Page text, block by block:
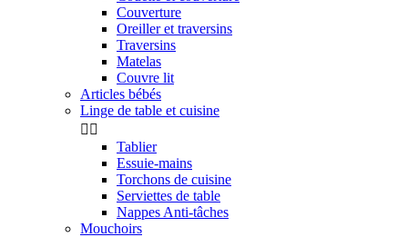
Couverture
Oreiller et traversins
Traversins
Matelas
Couvre lit
Articles bébés
Linge de table et cuisine
 
Tablier
Essuie-mains
Torchons de cuisine
Serviettes de table
Nappes Anti-tâches
Mouchoirs